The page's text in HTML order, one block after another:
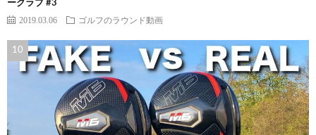
ークラブ #3
2019.03.06 ゴルフのラウンド動画